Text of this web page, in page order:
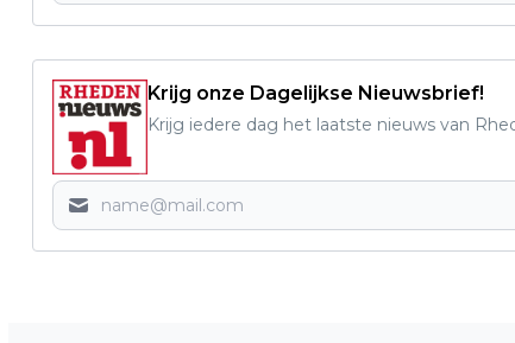
Krijg onze Dagelijkse Nieuwsbrief!
Krijg iedere dag het laatste nieuws van